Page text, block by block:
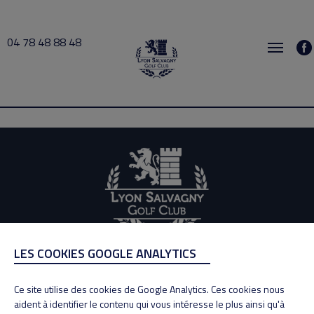
04 78 48 88 48
Matinée 2025-09-04 09:00 → 2025-09-04 13:00
ADRESSE
69890 La Tour de Salvagny
Tél : 04 78 48 88 48
LES COOKIES GOOGLE ANALYTICS
Ce site utilise des cookies de Google Analytics. Ces cookies nous
aident à identifier le contenu qui vous intéresse le plus ainsi qu'à